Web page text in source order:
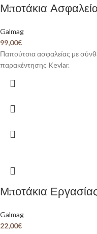
Μποτάκια
Galmag
99,00€
Παπούτσια ασφαλείας με
παρακέντησης Kevlar.
Μποτάκια
Galmag
22,00€